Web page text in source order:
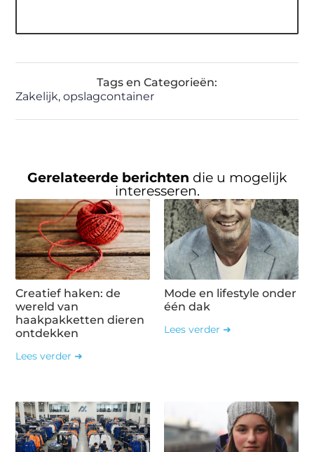
Tags en Categorieën:
Zakelijk,opslagcontainer
Gerelateerde berichten die u mogelijk
interesseren.
Creatief haken: de
wereld van
haakpakketten dieren
ontdekken
Lees verder ➜
Mode en lifestyle onder
één dak
Lees verder ➜